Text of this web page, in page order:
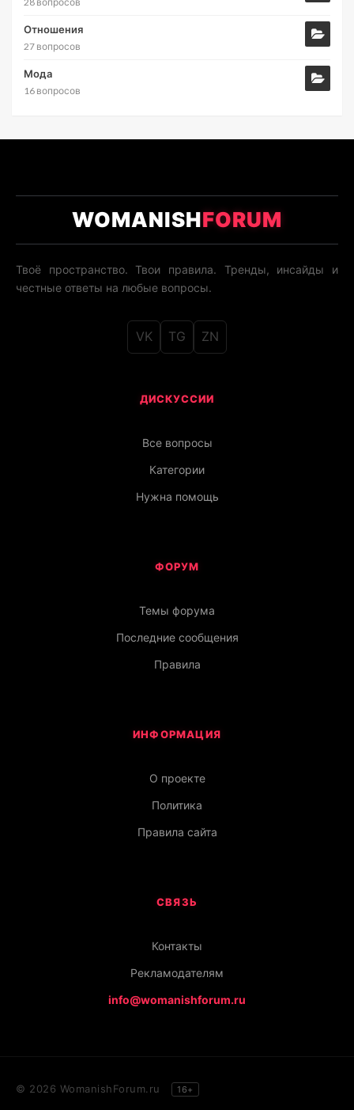
Отношения
27 вопросов
Мода
16 вопросов
WOMANISHFORUM
Твоё пространство. Твои правила. Тренды, инсайды и
честные ответы на любые вопросы.
VK TG ZN
ДИСКУССИИ
Все вопросы
Категории
Нужна помощь
ФОРУМ
Темы форума
Последние сообщения
Правила
ИНФОРМАЦИЯ
О проекте
Политика
Правила сайта
СВЯЗЬ
Контакты
Рекламодателям
info@womanishforum.ru
© 2026 WomanishForum.ru 16+